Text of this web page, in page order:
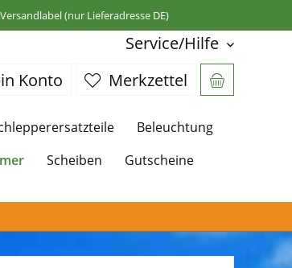
(nur Lieferadresse DE)
Service/Hilfe
Merkzettel
Konto
Beleuchtung
Scheiben
Gutscheine